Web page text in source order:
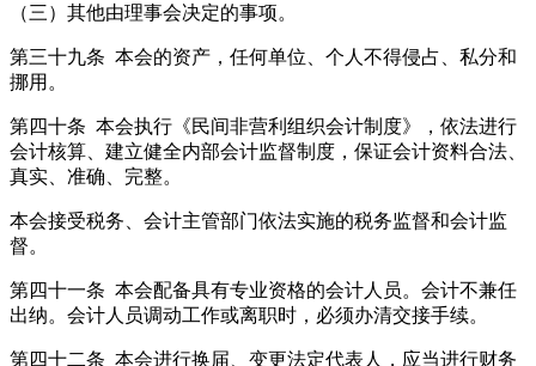
（三）其他由理事会决定的事项。
第三十九条 本会的资产，任何单位、个人不得侵占、私分和
挪用。
第四十条 本会执行《民间非营利组织会计制度》，依法进行
会计核算、建立健全内部会计监督制度，保证会计资料合法、
真实、准确、完整。
本会接受税务、会计主管部门依法实施的税务监督和会计监
督。
第四十一条 本会配备具有专业资格的会计人员。会计不兼任
出纳。会计人员调动工作或离职时，必须办清交接手续。
第四十二条 本会进行换届、变更法定代表人，应当进行财务